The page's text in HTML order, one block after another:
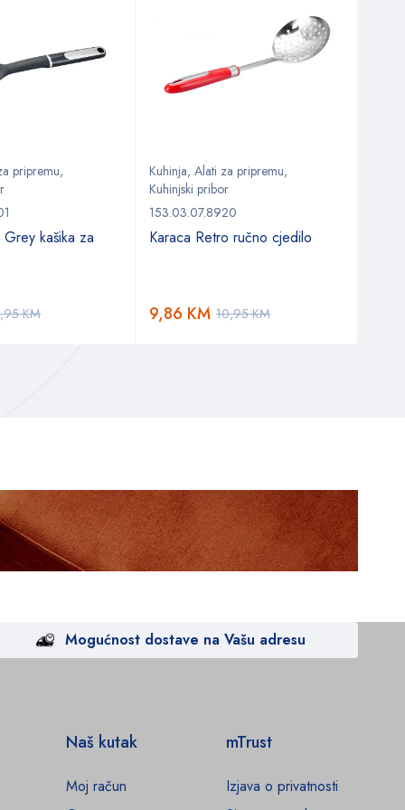
pripremu,
kašika za
KM
Kuhinja, Alati za pripremu,
Kuhinjski pribor
153.03.07.8920
Karaca Retro ručno cjedilo
10,95KM
9,86 KM
Mogućnost dostave na Vašu adresu
Naš kutak
Moj račun
mTrust
Izjava o privatnosti